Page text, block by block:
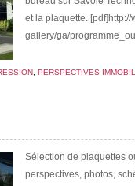
et la plaquette.
gallery/ga/
PERSPECTIVES
Sélection de plaquettes
perspectives, photos,